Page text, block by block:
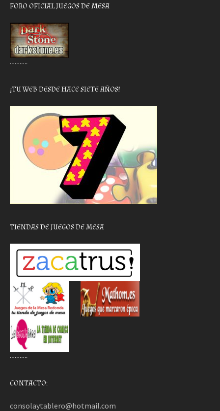
FORO OFICIAL JUEGOS DE MESA
………..
¡TU WEB DESDE HACE SIETE AÑOS!
TIENDAS DE JUEGOS DE MESA
………..
CONTACTO:
consolaytablero@hotmail.com